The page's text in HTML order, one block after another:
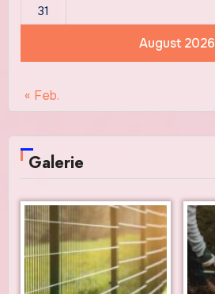
August 2026
31
« Feb.
Galerie